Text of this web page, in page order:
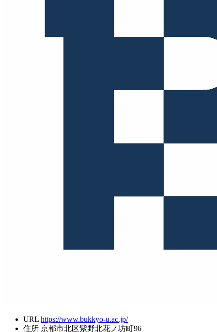
URL https://www.bukkyo-u.ac.jp/
住所 京都市北区紫野北花ノ坊町96